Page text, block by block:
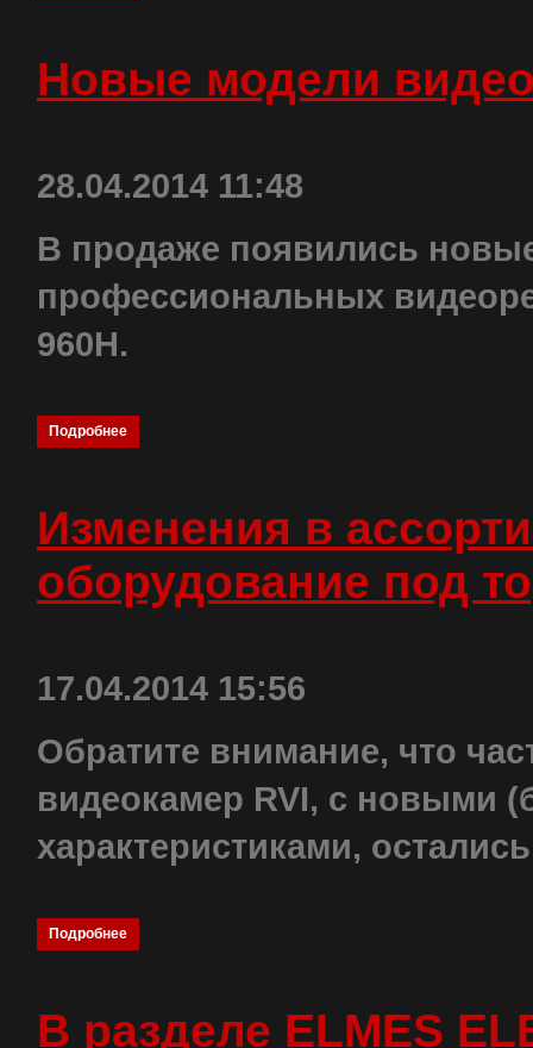
Новые модели
28.04.2014 11:48
В продаже появились
профессиональных
960H.
Подробнее
Изменения в
оборудование под
17.04.2014 15:56
Обратите внимание, что
видеокамер RVI, с новыми
характеристиками,
Подробнее
В разделе ELMES